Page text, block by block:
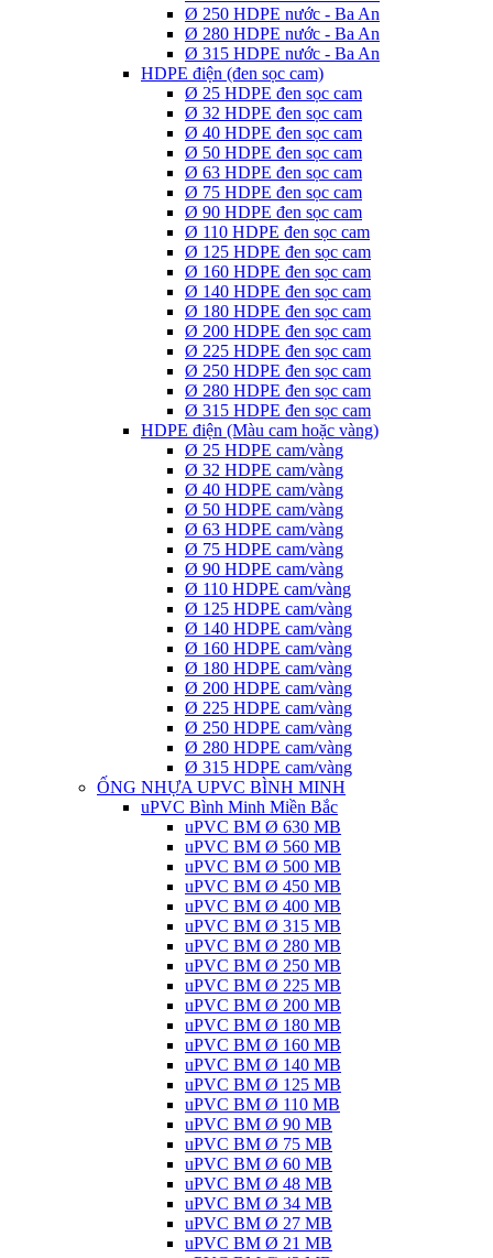
Ø 250 HDPE nước - Ba An
Ø 280 HDPE nước - Ba An
Ø 315 HDPE nước - Ba An
HDPE điện (đen sọc cam)
Ø 25 HDPE đen sọc cam
Ø 32 HDPE đen sọc cam
Ø 40 HDPE đen sọc cam
Ø 50 HDPE đen sọc cam
Ø 63 HDPE đen sọc cam
Ø 75 HDPE đen sọc cam
Ø 90 HDPE đen sọc cam
Ø 110 HDPE đen sọc cam
Ø 125 HDPE đen sọc cam
Ø 160 HDPE đen sọc cam
Ø 140 HDPE đen sọc cam
Ø 180 HDPE đen sọc cam
Ø 200 HDPE đen sọc cam
Ø 225 HDPE đen sọc cam
Ø 250 HDPE đen sọc cam
Ø 280 HDPE đen sọc cam
Ø 315 HDPE đen sọc cam
HDPE điện (Màu cam hoặc vàng)
Ø 25 HDPE cam/vàng
Ø 32 HDPE cam/vàng
Ø 40 HDPE cam/vàng
Ø 50 HDPE cam/vàng
Ø 63 HDPE cam/vàng
Ø 75 HDPE cam/vàng
Ø 90 HDPE cam/vàng
Ø 110 HDPE cam/vàng
Ø 125 HDPE cam/vàng
Ø 140 HDPE cam/vàng
Ø 160 HDPE cam/vàng
Ø 180 HDPE cam/vàng
Ø 200 HDPE cam/vàng
Ø 225 HDPE cam/vàng
Ø 250 HDPE cam/vàng
Ø 280 HDPE cam/vàng
Ø 315 HDPE cam/vàng
ỐNG NHỰA UPVC BÌNH MINH
uPVC Bình Minh Miền Bắc
uPVC BM Ø 630 MB
uPVC BM Ø 560 MB
uPVC BM Ø 500 MB
uPVC BM Ø 450 MB
uPVC BM Ø 400 MB
uPVC BM Ø 315 MB
uPVC BM Ø 280 MB
uPVC BM Ø 250 MB
uPVC BM Ø 225 MB
uPVC BM Ø 200 MB
uPVC BM Ø 180 MB
uPVC BM Ø 160 MB
uPVC BM Ø 140 MB
uPVC BM Ø 125 MB
uPVC BM Ø 110 MB
uPVC BM Ø 90 MB
uPVC BM Ø 75 MB
uPVC BM Ø 60 MB
uPVC BM Ø 48 MB
uPVC BM Ø 34 MB
uPVC BM Ø 27 MB
uPVC BM Ø 21 MB